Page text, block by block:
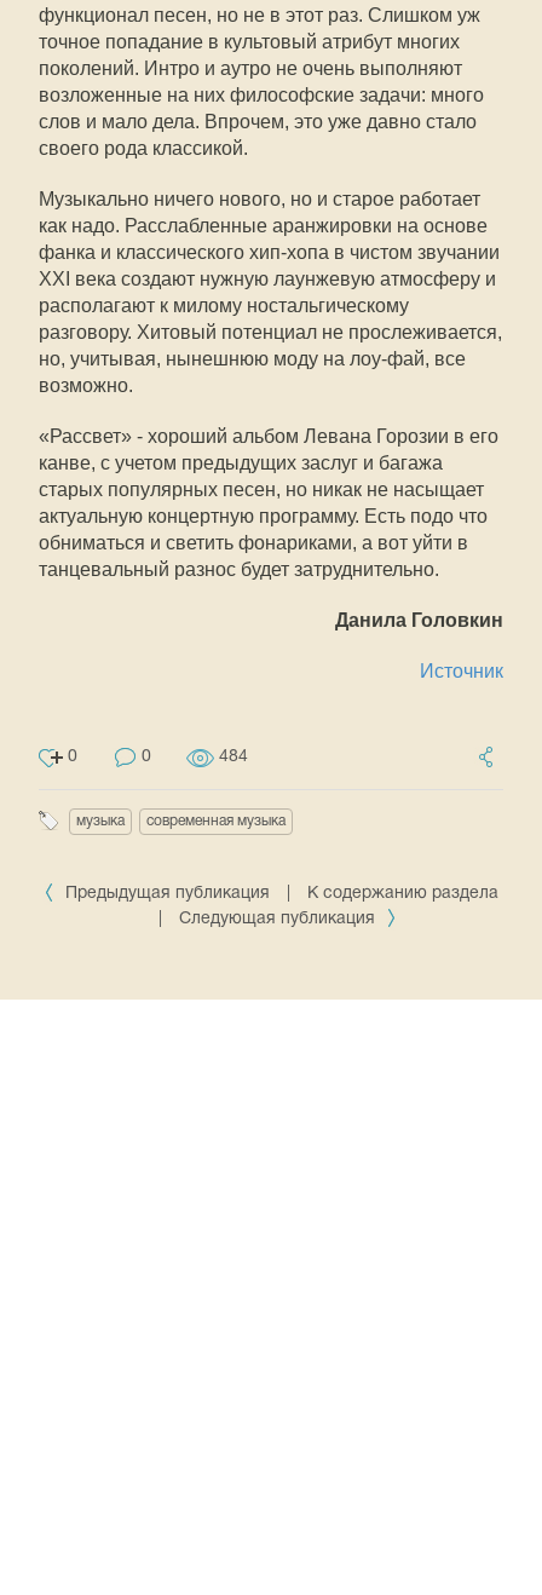
функционал песен, но не в этот раз. Слишком уж
точное попадание в культовый атрибут многих
поколений. Интро и аутро не очень выполняют
возложенные на них философские задачи: много
слов и мало дела. Впрочем, это уже давно стало
своего рода классикой.
Музыкально ничего нового, но и старое работает
как надо. Расслабленные аранжировки на основе
фанка и классического хип-хопа в чистом звучании
XXI века создают нужную лаунжевую атмосферу и
располагают к милому ностальгическому
разговору. Хитовый потенциал не прослеживается,
но, учитывая, нынешнюю моду на лоу-фай, все
возможно.
«Рассвет» - хороший альбом Левана Горозии в его
канве, с учетом предыдущих заслуг и багажа
старых популярных песен, но никак не насыщает
актуальную концертную программу. Есть подо что
обниматься и светить фонариками, а вот уйти в
танцевальный разнос будет затруднительно.
Данила Головкин
Источник
0 0 484
музыка современная музыка
Предыдущая публикация
К содержанию раздела
Следующая публикация